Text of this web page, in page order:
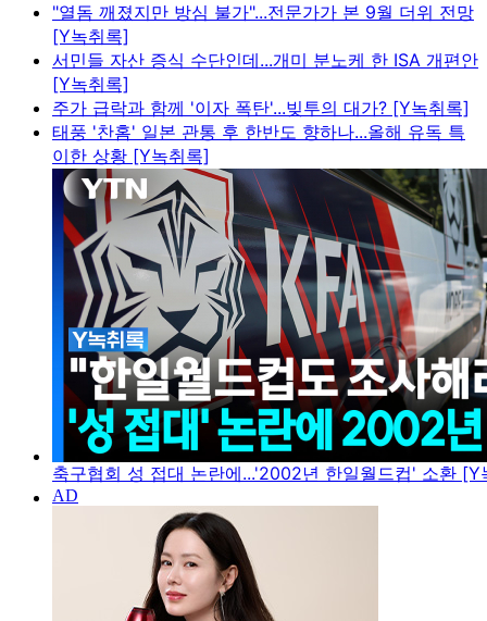
"열돔 깨졌지만 방심 불가"...전문가가 본 9월 더위 전망
[Y녹취록]
서민들 자산 증식 수단인데...개미 분노케 한 ISA 개편안
[Y녹취록]
주가 급락과 함께 '이자 폭탄'...빚투의 대가? [Y녹취록]
태풍 '찬홈' 일본 관통 후 한반도 향하나...올해 유독 특
이한 상황 [Y녹취록]
축구협회 성 접대 논란에...'2002년 한일월드컵' 소환 [Y